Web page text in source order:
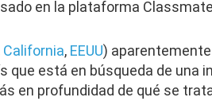
en la plataforma
California, EEUU)
que está en búsqueda de una
en profundidad de qué se